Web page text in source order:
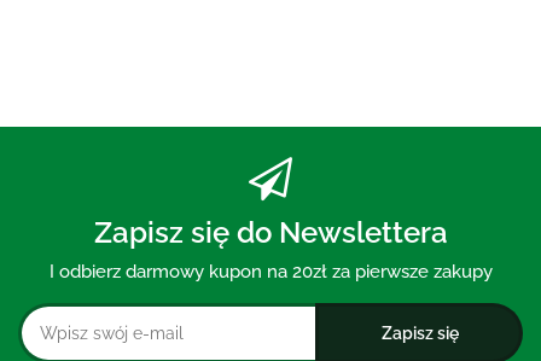
Zapisz się do Newslettera
I odbierz darmowy kupon na 20zł za pierwsze zakupy